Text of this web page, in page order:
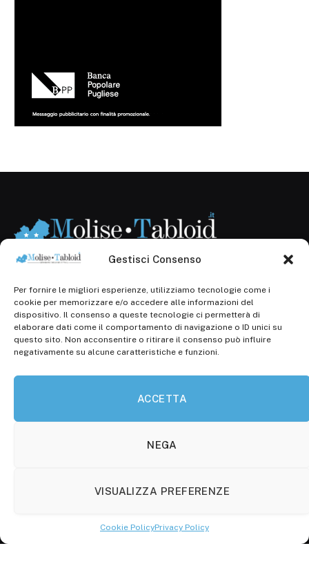
Gestisci Consenso
Per fornire le migliori esperienze, utilizziamo tecnologie come i
cookie per memorizzare e/o accedere alle informazioni del
dispositivo. Il consenso a queste tecnologie ci permetterà di
elaborare dati come il comportamento di navigazione o ID unici su
questo sito. Non acconsentire o ritirare il consenso può influire
negativamente su alcune caratteristiche e funzioni.
ACCETTA
NEGA
VISUALIZZA PREFERENZE
Cookie PolicyPrivacy Policy
Registr. presso il Tribunale di Campobasso: 3/2013 del
14.11.2013, Cron. 1254
Roc: iscrizione n° 25549 (Prot. 1138/com/15 del
30.04.2015)
P.Iva: 01707150700